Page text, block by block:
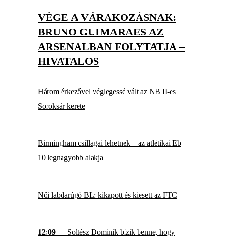
VÉGE A VÁRAKOZÁSNAK:
BRUNO GUIMARAES AZ
ARSENALBAN FOLYTATJA –
HIVATALOS
Három érkezővel véglegessé vált az NB II-es
Soroksár kerete
Birmingham csillagai lehetnek – az atlétikai Eb
10 legnagyobb alakja
Női labdarúgó BL: kikapott és kiesett az FTC
12:09 — Soltész Dominik bízik benne, hogy